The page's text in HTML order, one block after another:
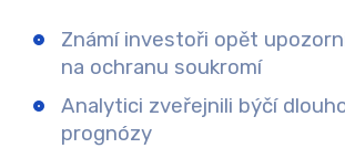
Známí investoři opět
na ochranu soukromí
Analytici zveřejnili býčí
prognózy